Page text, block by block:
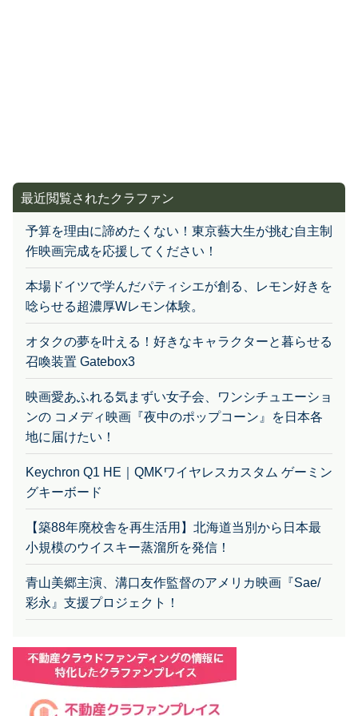
最近閲覧されたクラファン
予算を理由に諦めたくない！東京藝大生が挑む自主制
作映画完成を応援してください！
本場ドイツで学んだパティシエが創る、レモン好きを
唸らせる超濃厚Wレモン体験。
オタクの夢を叶える！好きなキャラクターと暮らせる
召喚装置 Gatebox3
映画愛あふれる気まずい女子会、ワンシチュエーショ
ンの コメディ映画『夜中のポップコーン』を日本各
地に届けたい！
Keychron Q1 HE｜QMKワイヤレスカスタム ゲーミン
グキーボード
【築88年廃校舎を再生活用】北海道当別から日本最
小規模のウイスキー蒸溜所を発信！
青山美郷主演、溝口友作監督のアメリカ映画『Sae/
彩永』支援プロジェクト！